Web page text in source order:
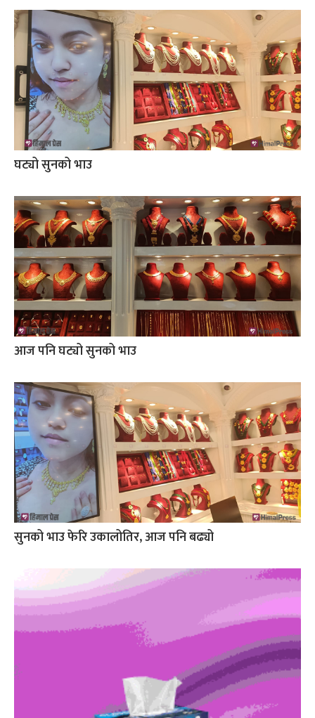
घट्यो सुनको भाउ
आज पनि घट्यो सुनको भाउ
सुनको भाउ फेरि उकालोतिर, आज पनि बढ्यो